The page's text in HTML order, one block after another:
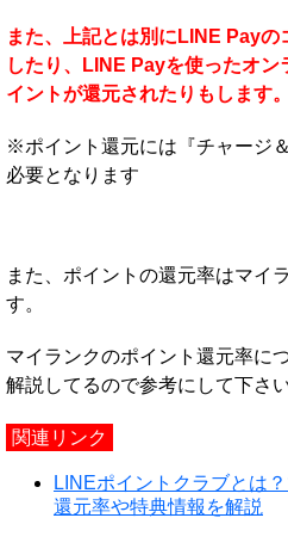
また、上記とは別にLINE Pay
したり、LINE Payを使ったオ
イントが還元されたりもします。
※ポイント還元には『チャージ
必要となります
また、ポイントの還元率はマイ
す。
マイランクのポイント還元率に
解説してるので参考にして下さい
関連リンク
LINEポイントクラブとは
還元率や特典情報を解説